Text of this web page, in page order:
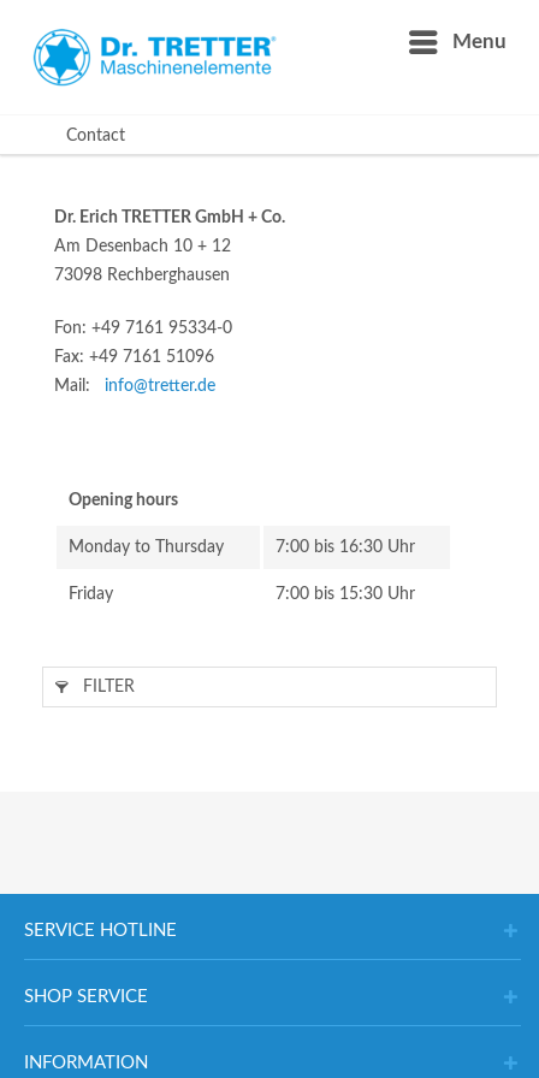
Menu
Contact
Dr. Erich TRETTER GmbH + Co.
Am Desenbach 10 + 12
73098 Rechberghausen
Fon: +49 7161 95334-0
Fax: +49 7161 51096
Mail: info@tretter.de
Opening hours
Monday to Thursday 7:00 bis 16:30 Uhr
Friday 7:00 bis 15:30 Uhr
FILTER
SERVICE HOTLINE
SHOP SERVICE
INFORMATION